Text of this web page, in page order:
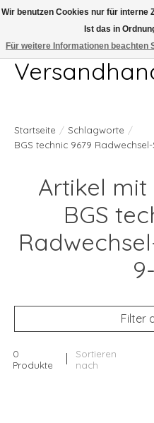
Telefon 04407 715872 MO-DO 7.00-
Startseite / Schlagworte /
BGS technic 9679
Artikel
BGS
Filter
0
Produkte
Sortieren
nach
Wir benutzen Cookies nur für interne
Ist das in
Für weitere Informationen beachten